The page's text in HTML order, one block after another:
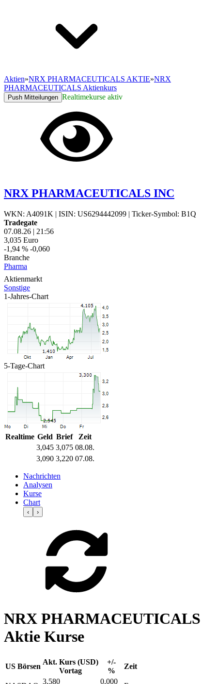
Aktien»NRX PHARMACEUTICALS AKTIE»NRX
PHARMACEUTICALS Aktienkurs
Push Mitteilungen Realtimekurse aktiv
NRX PHARMACEUTICALS INC
WKN: A4091K | ISIN: US6294442099 | Ticker-Symbol: B1Q
Tradegate
07.08.26 | 21:56
3,035 Euro
-1,94 % -0,060
Branche
Pharma
Aktienmarkt
Sonstige
1-Jahres-Chart
5-Tage-Chart
Realtime Geld Brief
Zeit
3,045 3,075 08.08.
3,090 3,220 07.08.
Nachrichten
Analysen
Kurse
Chart
‹ ›
NRX PHARMACEUTICALS
Aktie Kurse
US Börsen
Akt. Kurs (USD)
Vortag
+/-
%
Zeit
3,580 0,000